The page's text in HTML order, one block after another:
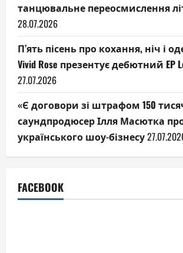
танцювальне переосмислення
28.07.2026
П’ять пісень про кохання, ніч і
Vivid Rose презентує дебютний EP
27.07.2026
«Є договори зі штрафом 150
саундпродюсер Ілля Масютка
українського шоу-бізнесу
FACEBOOK